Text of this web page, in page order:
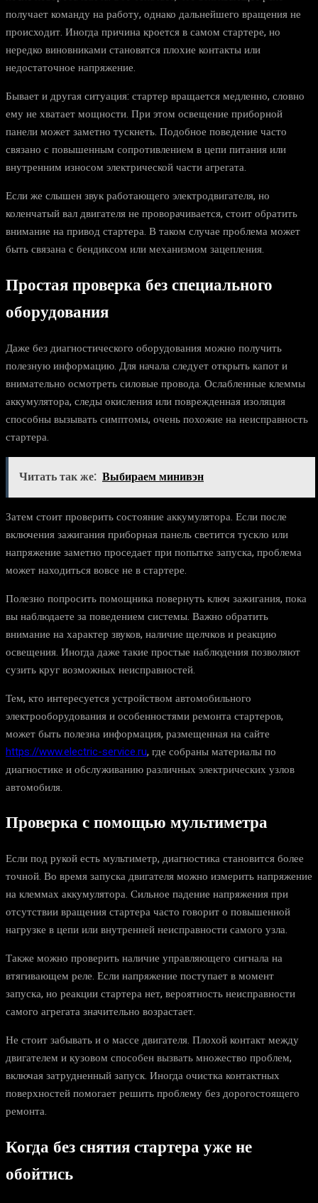
получает команду на работу, однако дальнейшего вращения не
происходит. Иногда причина кроется в самом стартере, но
нередко виновниками становятся плохие контакты или
недостаточное напряжение.
Бывает и другая ситуация: стартер вращается медленно, словно
ему не хватает мощности. При этом освещение приборной
панели может заметно тускнеть. Подобное поведение часто
связано с повышенным сопротивлением в цепи питания или
внутренним износом электрической части агрегата.
Если же слышен звук работающего электродвигателя, но
коленчатый вал двигателя не проворачивается, стоит обратить
внимание на привод стартера. В таком случае проблема может
быть связана с бендиксом или механизмом зацепления.
Простая проверка без специального
оборудования
Даже без диагностического оборудования можно получить
полезную информацию. Для начала следует открыть капот и
внимательно осмотреть силовые провода. Ослабленные клеммы
аккумулятора, следы окисления или поврежденная изоляция
способны вызывать симптомы, очень похожие на неисправность
стартера.
Читать так же: Выбираем минивэн
Затем стоит проверить состояние аккумулятора. Если после
включения зажигания приборная панель светится тускло или
напряжение заметно проседает при попытке запуска, проблема
может находиться вовсе не в стартере.
Полезно попросить помощника повернуть ключ зажигания, пока
вы наблюдаете за поведением системы. Важно обратить
внимание на характер звуков, наличие щелчков и реакцию
освещения. Иногда даже такие простые наблюдения позволяют
сузить круг возможных неисправностей.
Тем, кто интересуется устройством автомобильного
электрооборудования и особенностями ремонта стартеров,
может быть полезна информация, размещенная на сайте
https://www.electric-service.ru, где собраны материалы по
диагностике и обслуживанию различных электрических узлов
автомобиля.
Проверка с помощью мультиметра
Если под рукой есть мультиметр, диагностика становится более
точной. Во время запуска двигателя можно измерить напряжение
на клеммах аккумулятора. Сильное падение напряжения при
отсутствии вращения стартера часто говорит о повышенной
нагрузке в цепи или внутренней неисправности самого узла.
Также можно проверить наличие управляющего сигнала на
втягивающем реле. Если напряжение поступает в момент
запуска, но реакции стартера нет, вероятность неисправности
самого агрегата значительно возрастает.
Не стоит забывать и о массе двигателя. Плохой контакт между
двигателем и кузовом способен вызвать множество проблем,
включая затрудненный запуск. Иногда очистка контактных
поверхностей помогает решить проблему без дорогостоящего
ремонта.
Когда без снятия стартера уже не
обойтись